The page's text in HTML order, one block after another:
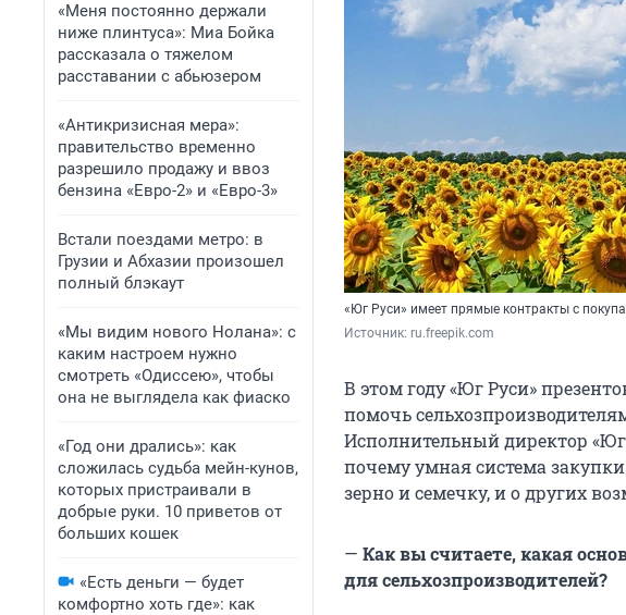
«Меня постоянно держали
ниже плинтуса»: Миа Бойка
рассказала о тяжелом
расставании с абьюзером
«Антикризисная мера»:
правительство временно
разрешило продажу и ввоз
бензина «Евро-2» и «Евро-3»
Встали поездами метро: в
Грузии и Абхазии произошел
полный блэкаут
«Мы видим нового Нолана»: с
каким настроем нужно
смотреть «Одиссею», чтобы
она не выглядела как фиаско
«Год они дрались»: как
сложилась судьба мейн-кунов,
которых пристраивали в
добрые руки. 10 приветов от
больших кошек
«Есть деньги — будет
комфортно хоть где»: как
«Юг Руси» имеет прямые контракты с
Источник: ru.freepik.com
В этом году «Юг Руси»
помочь
Исполнительный директор
почему умная система
зерно и семечку, и о других
— Как вы считаете, какая
для сельхозпроизводителей?